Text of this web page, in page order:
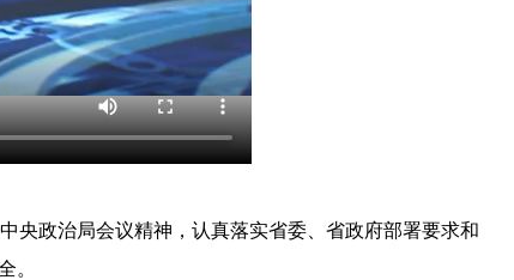
央政治局会议精神，认真落实省委、省政府部署要求和
。